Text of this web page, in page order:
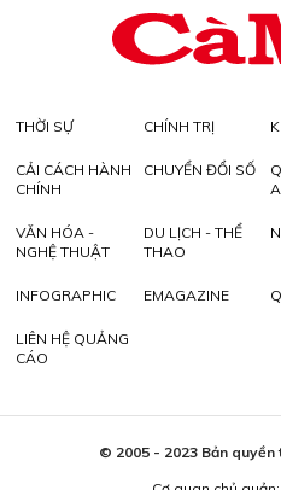
THỜI SỰ CHÍNH TRỊ
CẢI CÁCH HÀNH
CHÍNH
CHUYỂN ĐỔI SỐ
VĂN HÓA -
NGHỆ THUẬT
DU LỊCH - THỂ
THAO
INFOGRAPHIC EMAGAZINE
LIÊN HỆ QUẢNG
CÁO
© 2005 - 2023 Bản quyền